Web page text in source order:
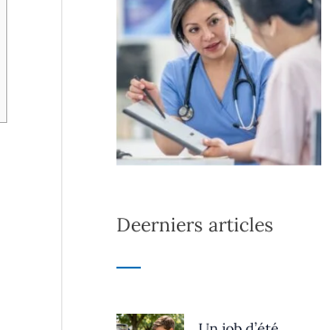
Deerniers articles